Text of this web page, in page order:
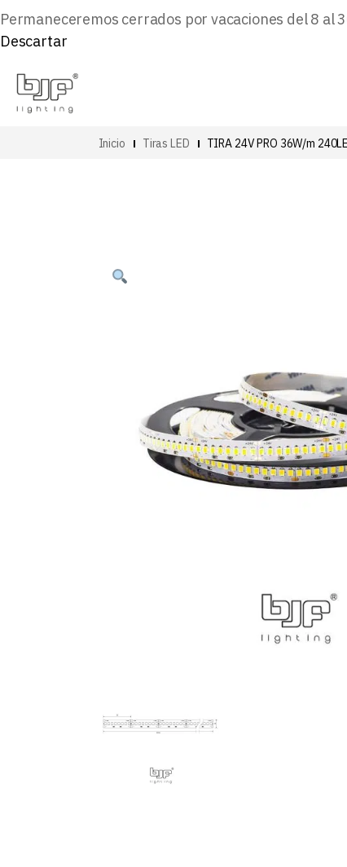
Permaneceremos cerrados por vacaciones del 8 al
Descartar
Inicio Tiras LED TIRA 24V PRO 36W/m